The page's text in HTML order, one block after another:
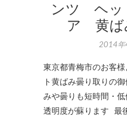
ンツ ヘッ
ア 黄ば
2014
東京都青梅市のお客様よりベンツのヘッドライ
ト黄ばみ曇り取りの
みや曇りも短時間・
透明度が蘇ります 最